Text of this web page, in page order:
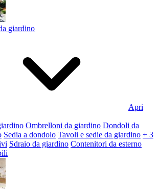
giardino
Apri
Ombrelloni da giardino Dondoli da
Sedia a dondolo Tavoli e sedie da giardino + 3
Sdraio da giardino Contenitori da esterno